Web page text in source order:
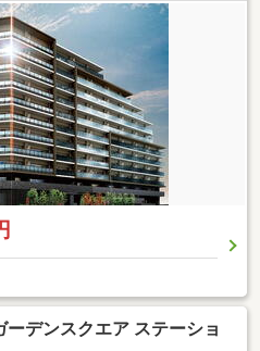
デンスクエア ステーショ